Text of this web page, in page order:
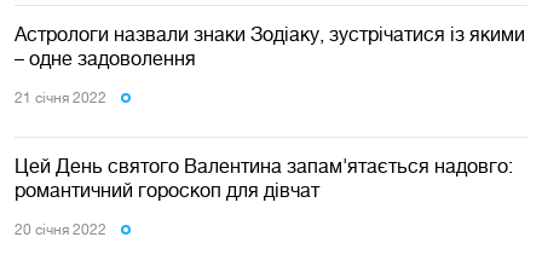
Астрологи назвали знаки Зодіаку, зустрічатися із якими
– одне задоволення
21 сiчня 2022
Цей День святого Валентина запам'ятається надовго:
романтичний гороскоп для дівчат
20 сiчня 2022